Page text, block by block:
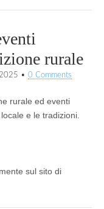
rurale
• 0 Comments
rurale ed eventi
e le tradizioni.
sul sito di